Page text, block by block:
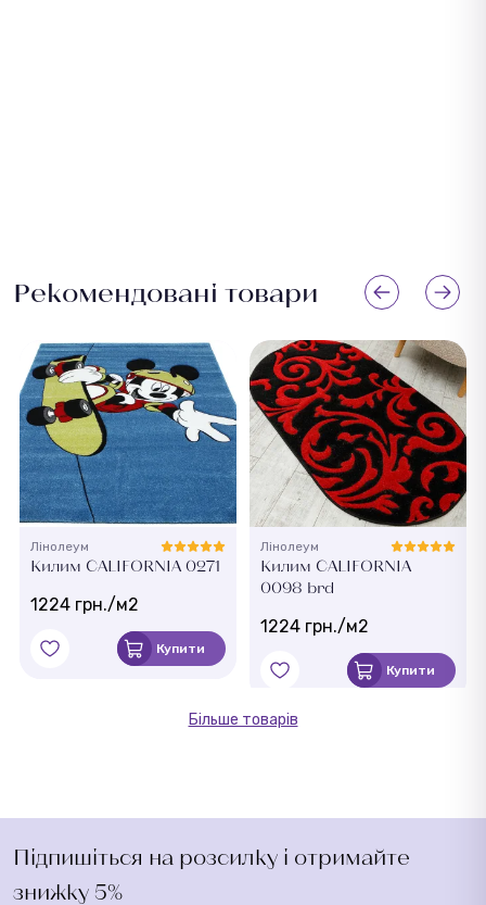
Рекомендовані товари
Лінолеум
Килим CALIFORNIA 0271
1224 грн./м2
Купити
Лінолеум
Килим CALIFORNIA
0098 brd
1224 грн./м2
Купити
Більше товарів
Підпишіться на розсилку і отримайте
знижку 5%